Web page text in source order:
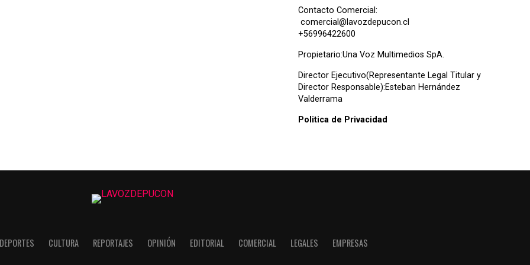
Contacto Comercial:
comercial@lavozdepucon.cl
+56996422600
Propietario:Una Voz Multimedios SpA.
Director Ejecutivo(Representante Legal Titular y
Director Responsable):Esteban Hernández
Valderrama
Politica de Privacidad
DEPORTES CULTURA REPORTAJES OPINIÓN EDITORIAL COMERCIAL LEGALES EMPRESAS